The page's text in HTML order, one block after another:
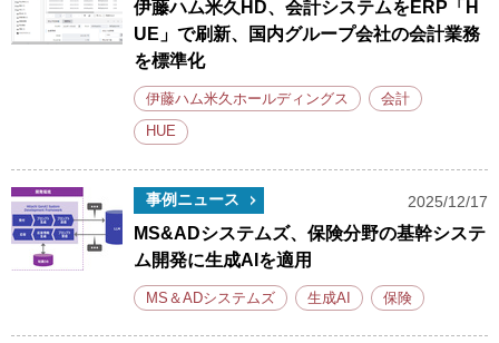
伊藤ハム米久HD、会計システムをERP「H
UE」で刷新、国内グループ会社の会計業務
を標準化
伊藤ハム米久ホールディングス 会計
HUE
事例ニュース 2025/12/17
MS&ADシステムズ、保険分野の基幹システ
ム開発に生成AIを適用
MS＆ADシステムズ 生成AI 保険